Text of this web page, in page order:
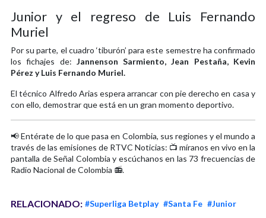
Junior y el regreso de Luis Fernando
Muriel
Por su parte, el cuadro ‘tiburón’ para este semestre ha confirmado
los fichajes de: Jannenson Sarmiento, Jean Pestaña, Kevin
Pérez y Luis Fernando Muriel.
El técnico Alfredo Arias espera arrancar con pie derecho en casa y
con ello, demostrar que está en un gran momento deportivo.
📢 Entérate de lo que pasa en Colombia, sus regiones y el mundo a
través de las emisiones de RTVC Noticias: 📺 míranos en vivo en la
pantalla de Señal Colombia y escúchanos en las 73 frecuencias de
Radio Nacional de Colombia 📻.
RELACIONADO: #Superliga Betplay #Santa Fe #Junior